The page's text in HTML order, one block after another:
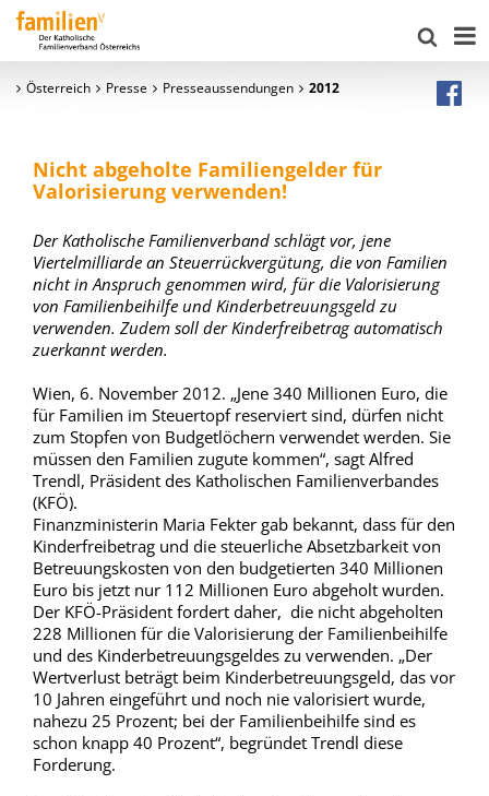
Österreich Presse Presseaussendungen 2012
Nicht abgeholte Familiengelder für
Valorisierung verwenden!
Der Katholische Familienverband schlägt vor, jene
Viertelmilliarde an Steuerrückvergütung, die von Familien
nicht in Anspruch genommen wird, für die Valorisierung
von Familienbeihilfe und Kinderbetreuungsgeld zu
verwenden. Zudem soll der Kinderfreibetrag automatisch
zuerkannt werden.
Wien, 6. November 2012. „Jene 340 Millionen Euro, die
für Familien im Steuertopf reserviert sind, dürfen nicht
zum Stopfen von Budgetlöchern verwendet werden. Sie
müssen den Familien zugute kommen“, sagt Alfred
Trendl, Präsident des Katholischen Familienverbandes
(KFÖ).
Finanzministerin Maria Fekter gab bekannt, dass für den
Kinderfreibetrag und die steuerliche Absetzbarkeit von
Betreuungskosten von den budgetierten 340 Millionen
Euro bis jetzt nur 112 Millionen Euro abgeholt wurden.
Der KFÖ-Präsident fordert daher, die nicht abgeholten
228 Millionen für die Valorisierung der Familienbeihilfe
und des Kinderbetreuungsgeldes zu verwenden. „Der
Wertverlust beträgt beim Kinderbetreuungsgeld, das vor
10 Jahren eingeführt und noch nie valorisiert wurde,
nahezu 25 Prozent; bei der Familienbeihilfe sind es
schon knapp 40 Prozent“, begründet Trendl diese
Forderung.